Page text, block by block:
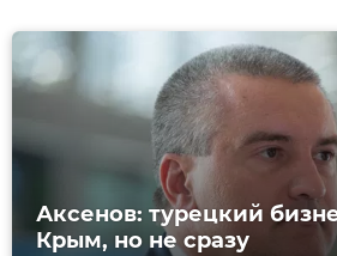
Аксенов: турецкий
Крым, но не сразу